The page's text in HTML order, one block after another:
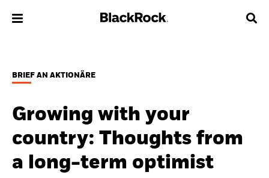
Themen & Märkte
Anlegen & Sparen mit ETFs
BRIEF AN AKTIONÄRE
Growing with your
country: Thoughts from
a long-term optimist